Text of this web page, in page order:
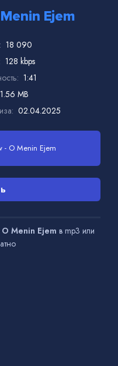
Ejem
18 090
128 kbps
1:41
1.56 MB
02.04.2025
- O Menin Ejem
Menin Ejem в mp3 или